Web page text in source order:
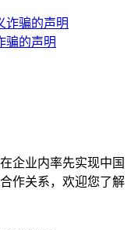
骗的声明
企业内率先实现中国
作关系，欢迎您了解